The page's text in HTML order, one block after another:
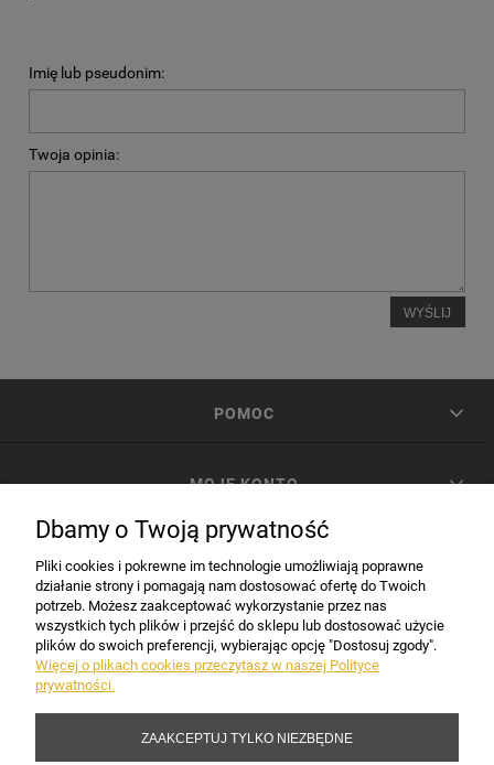
Imię lub pseudonim:
Twoja opinia:
WYŚLIJ
POMOC
MOJE KONTO
INFORMACJE
Dbamy o Twoją prywatność
Pliki cookies i pokrewne im technologie umożliwiają poprawne
działanie strony i pomagają nam dostosować ofertę do Twoich
potrzeb. Możesz zaakceptować wykorzystanie przez nas
wszystkich tych plików i przejść do sklepu lub dostosować użycie
plików do swoich preferencji, wybierając opcję "Dostosuj zgody".
Więcej o plikach cookies przeczytasz w naszej Polityce
prywatności.
ZAAKCEPTUJ TYLKO NIEZBĘDNE